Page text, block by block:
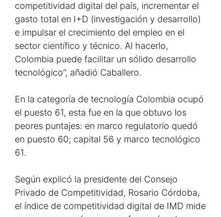
competitividad digital del país, incrementar el
gasto total en I+D (investigación y desarrollo)
e impulsar el crecimiento del empleo en el
sector científico y técnico. Al hacerlo,
Colombia puede facilitar un sólido desarrollo
tecnológico”, añadió Caballero.
En la categoría de tecnología Colombia ocupó
el puesto 61, esta fue en la que obtuvo los
peores puntajes: en marco regulatorio quedó
en puesto 60; capital 56 y marco tecnológico
61.
Según explicó la presidente del Consejo
Privado de Competitividad, Rosario Córdoba,
el índice de competitividad digital de IMD mide